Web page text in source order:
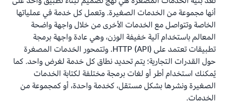
أنها مجموعة من الخدمات الصغيرة. وتعمل كل خدمة في عملياتها
الخاصة وتتواصل مع الخدمات الأخرى من خلال واجهة واضحة
المعالم باستخدام آلية خفيفة الوزن، وهي عادة واجهة برمجة
تطبيقات تعتمد على HTTP (API)‎. وتتمحور الخدمات المصغرة
حول القدرات التجارية؛ يتم تحديد نطاق كل خدمة لغرض واحد. كما
يُمكنك استخدام أطر أو لغات برمجة مختلفة لكتابة الخدمات
الصغيرة ونشرها بشكل مستقل، كخدمة واحدة، أو كمجموعة من
الخدمات.